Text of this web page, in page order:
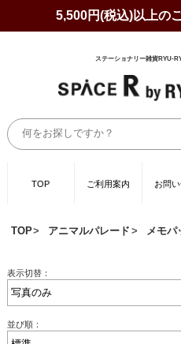
5,500円(税込)以上の
ステーショナリー雑貨RYU-
TOP ご利用案内 お問
TOP アニマルパレード メモパ
表示切替：
並び順：